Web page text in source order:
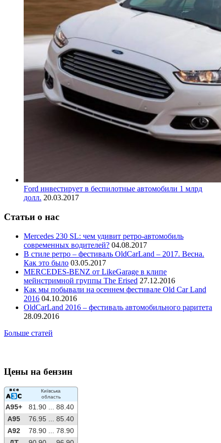
Ford инвестирует в беспилотные автомобили 1 млрд
долл. 20.03.2017
Статьи о нас
Mercedes 230 SL: чем удивит ретро-автомобиль
современных водителей? 04.08.2017
В стиле ретро – фестиваль OldCarLand – 2017. Весна.
Как это было 03.05.2017
MERCEDES-BENZ от LikeGarage в клипе
мейнстримной группы The Erised 27.12.2016
Как мы побывали на осеннем фестивале Old Car Land
2016 04.10.2016
OldCarLand 2016 – фестиваль автомобильного раритета
28.09.2016
Больше статей
Цены на бензин
Київська
область
A95+ 81.90 ...
88.40
A95
76.95 ...
85.40
A92
78.90 ...
78.90